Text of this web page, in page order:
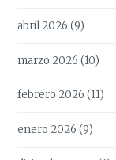
abril 2026 (9)
marzo 2026 (10)
febrero 2026 (11)
enero 2026 (9)